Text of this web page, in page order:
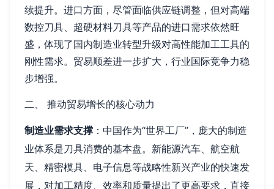
续提升。进口方面，尽管面临供应链调整，但对高端
数控刀具、超硬材料刀具等产品的进口需求依然旺
盛，体现了国内制造业转型升级对高性能加工工具的
刚性需求。贸易顺差进一步扩大，行业国际竞争力稳
步增强。
二、 推动贸易增长的核心动力
制造业需求支撑 ：中国作为“世界工厂”，庞大的制造
业体系是刀具消费的基本盘。新能源汽车、航空航
天、精密模具、电子信息等战略性新兴产业的快速发
展，对加工精度、效率和质量提出了更高要求，直接